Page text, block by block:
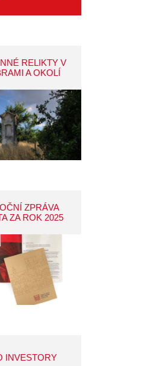
RELIKTY V
A OKOLÍ
ZPRÁVA
ZA ROK 2025
INVESTORY